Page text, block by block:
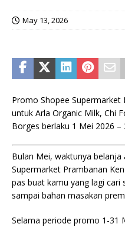
May 13, 2026
Promo Shopee Supermarket
untuk Arla Organic Milk, Chi
Borges berlaku 1 Mei 2026 –
Bulan Mei, waktunya
Supermarket Prambanan
pas buat kamu yang lagi cari
sampai bahan masakan
Selama periode promo 1-31